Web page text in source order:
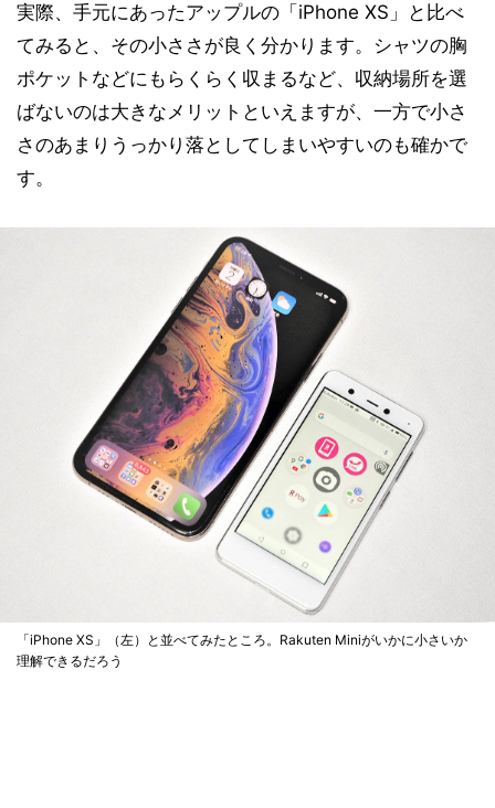
実際、手元にあったアップルの「iPhone XS」と比べ
てみると、その小ささが良く分かります。シャツの胸
ポケットなどにもらくらく収まるなど、収納場所を選
ばないのは大きなメリットといえますが、一方で小さ
さのあまりうっかり落としてしまいやすいのも確かで
す。
「iPhone XS」（左）と並べてみたところ。Rakuten Miniがいかに小さいか
理解できるだろう